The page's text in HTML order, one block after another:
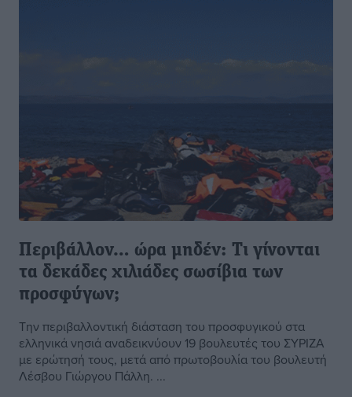
Περιβάλλον… ώρα μηδέν: Τι γίνονται
τα δεκάδες χιλιάδες σωσίβια των
προσφύγων;
Την περιβαλλοντική διάσταση του προσφυγικού στα
ελληνικά νησιά αναδεικνύουν 19 βουλευτές του ΣΥΡΙΖΑ
με ερώτησή τους, μετά από πρωτοβουλία του βουλευτή
Λέσβου Γιώργου Πάλλη. ...